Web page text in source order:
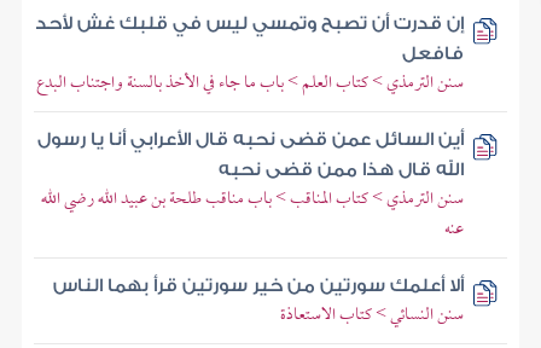
إن قدرت أن تصبح وتمسي ليس في قلبك غش لأحد
فافعل
سنن الترمذي > كتاب العلم > باب ما جاء في الأخذ بالسنة واجتناب البدع
أين السائل عمن قضى نحبه قال الأعرابي أنا يا رسول
الله قال هذا ممن قضى نحبه
سنن الترمذي > كتاب المناقب > باب مناقب طلحة بن عبيد الله رضي الله
عنه
ألا أعلمك سورتين من خير سورتين قرأ بهما الناس
سنن النسائي > كتاب الاستعاذة